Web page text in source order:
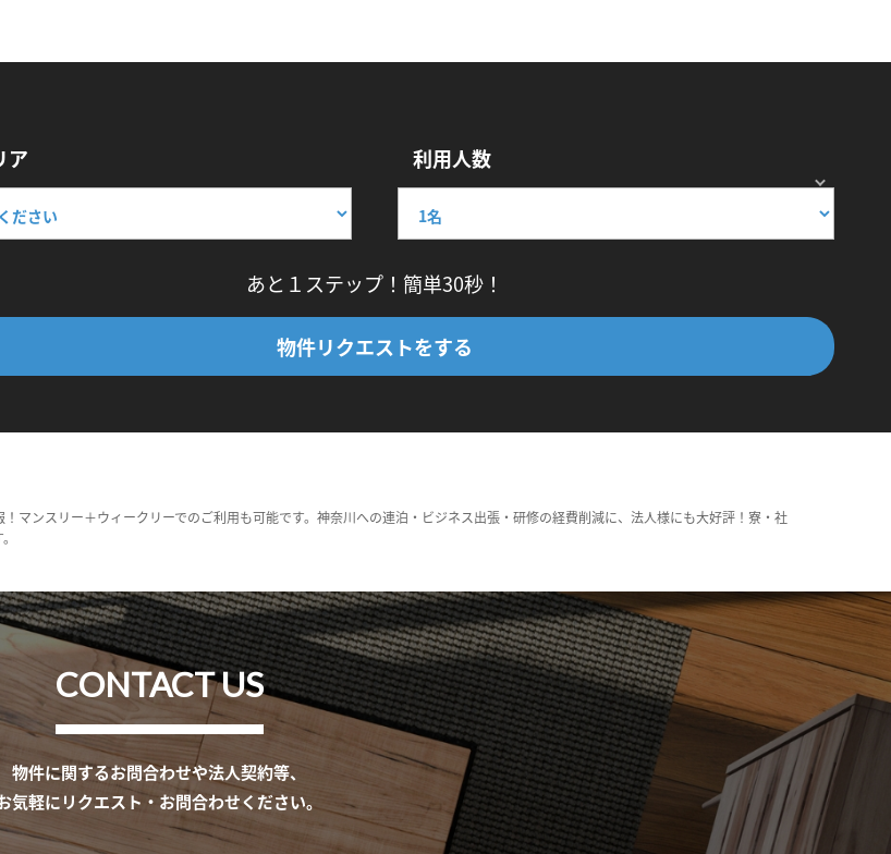
ア 利用人数
あと１ステップ！簡単30秒！
物件リクエストをする
マンスリー＋ウィークリーでのご利用も可能です。神奈川への連泊・ビジネス出張・研修の経費削減に、法人様にも大好評！寮・社
CONTACT US
物件に関するお問合わせや法人契約等、
気軽にリクエスト・お問合わせください。